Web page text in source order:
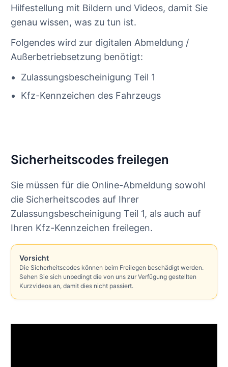
Hilfestellung mit Bildern und Videos, damit Sie
genau wissen, was zu tun ist.
Folgendes wird zur digitalen Abmeldung /
Außerbetriebsetzung benötigt:
Zulassungsbescheinigung Teil 1
Kfz-Kennzeichen des Fahrzeugs
Sicherheitscodes freilegen
Sie müssen für die Online-Abmeldung sowohl
die Sicherheitscodes auf Ihrer
Zulassungsbescheinigung Teil 1, als auch auf
Ihren Kfz-Kennzeichen freilegen.
Vorsicht
Die Sicherheitscodes können beim Freilegen beschädigt werden.
Sehen Sie sich unbedingt die von uns zur Verfügung gestellten
Kurzvideos an, damit dies nicht passiert.